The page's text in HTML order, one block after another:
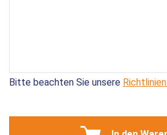
Bitte beachten Sie unsere